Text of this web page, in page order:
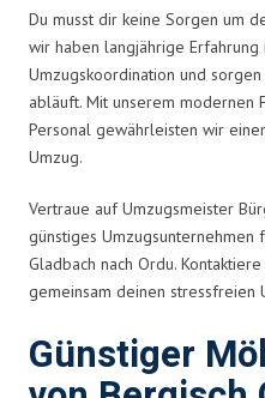
Du musst dir keine Sorgen um
wir haben langjährige
Umzugskoordination und
abläuft. Mit unserem modernen
Personal gewährleisten wir
Umzug.
Vertraue auf Umzugsmeister
günstiges Umzugsunternehmen
Gladbach nach Ordu.
gemeinsam deinen stressfreien
Günstiger